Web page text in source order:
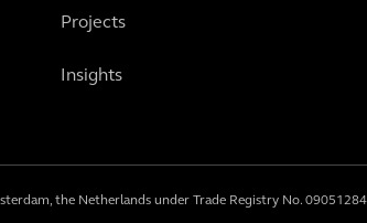
Projects
Insights
the Netherlands under Trade Registry No.